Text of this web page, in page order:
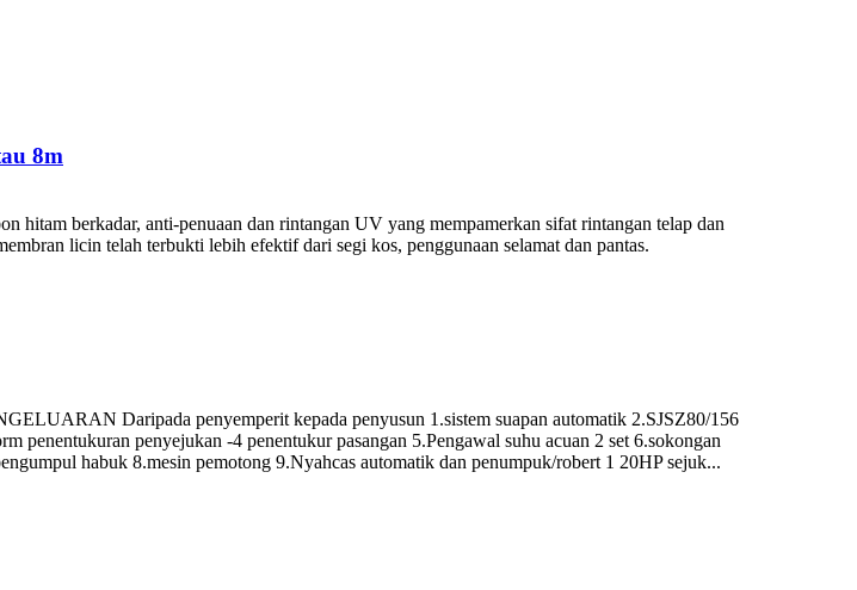
8m
hitam berkadar, anti-penuaan dan rintangan UV yang mempamerkan sifat rintangan telap dan
licin telah terbukti lebih efektif dari segi kos, penggunaan selamat dan pantas.
Daripada penyemperit kepada penyusun 1.sistem suapan automatik 2.SJSZ80/156
penyejukan -4 penentukur pasangan 5.Pengawal suhu acuan 2 set 6.sokongan
habuk 8.mesin pemotong 9.Nyahcas automatik dan penumpuk/robert 1 20HP sejuk...